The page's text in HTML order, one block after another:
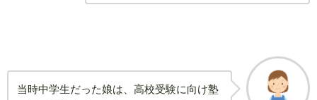
当時中学生だった娘は、高校受験に向け塾